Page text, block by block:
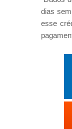
dias
esse